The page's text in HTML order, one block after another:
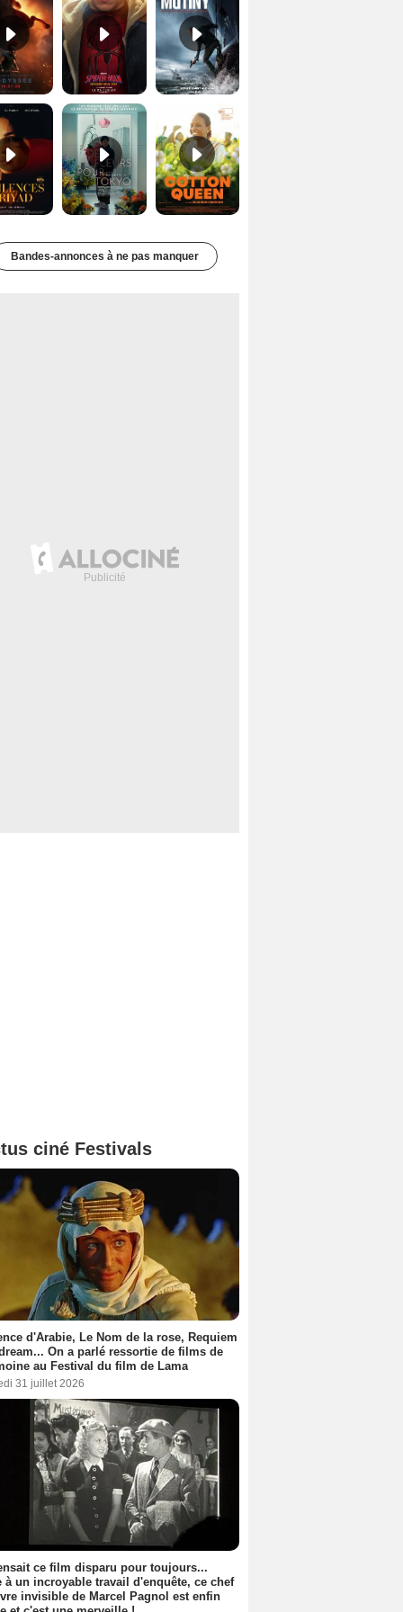
Les Silences de Riyad Bande-annonce VO STFR Cotton Queen Bande-annonce VO STFR
Bandes-annonces à ne pas manquer
ciné Festivals
d'Arabie, Le Nom de la rose, Requiem
On a parlé ressortie de films de
au Festival du film de Lama
31 juillet 2026
ce film disparu pour toujours...
à un incroyable travail d'enquête, ce chef
invisible de Marcel Pagnol est enfin